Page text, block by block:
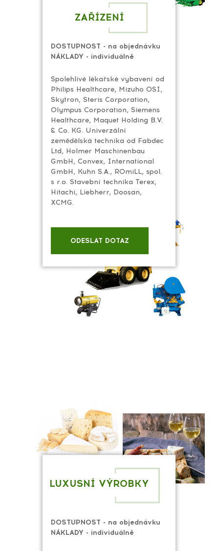
ZAŘÍZENÍ
Spolehlivé lékařské vybavení od
Philips Healthcare, Mizuho OSI,
Skytron, Steris Corporation,
Olympus Corporation, Siemens
Healthcare, Maquet Holding B.V.
& Co. KG. Univerzální
zemědělská technika od Fabdec
Ltd, Holmer Maschinenbau
GmbH, Convex, International
GmbH, Kuhn S.A., ROmiLL, spol.
s r.o. Stavební technika Terex,
Hitachi, Liebherr, Doosan,
XCMG.
DOSTUPNOST - na objednávku
NÁKLADY - individuálně
ODESLAT DOTAZ
LUXUSNÍ VÝROBKY
DOSTUPNOST - na objednávku
NÁKLADY - individuálně